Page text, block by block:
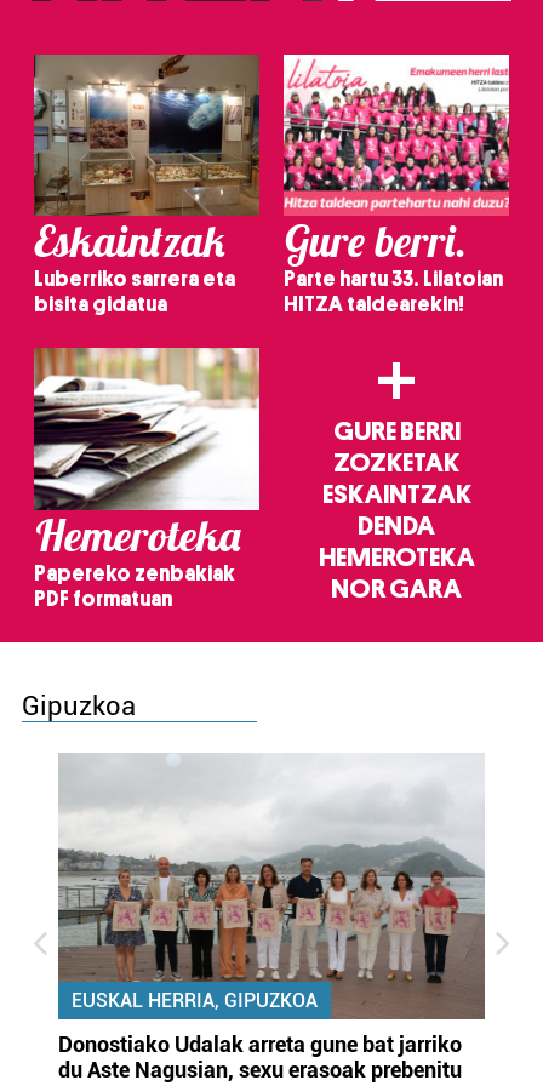
Eskaintzak
Luberriko sarrera eta
bisita gidatua
Gure berri.
Parte hartu 33. Lilatoian
HITZA taldearekin!
Hemeroteka
Papereko zenbakiak
PDF formatuan
+
GURE BERRI
ZOZKETAK
ESKAINTZAK
DENDA
HEMEROTEKA
NOR GARA
Gipuzkoa
EUSKAL HERRIA, GIPUZKOA
Donostiako Udalak arreta gune bat jarriko
du Aste Nagusian, sexu erasoak prebenitu